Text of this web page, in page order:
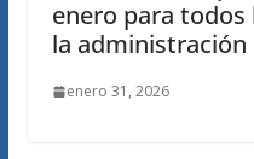
enero para
la administración
enero 31, 2026